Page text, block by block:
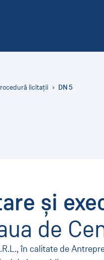
licitații DN 5
și
de
în calitate de